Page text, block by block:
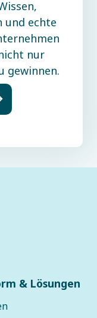
und echte
nur
gewinnen.
& Lösungen